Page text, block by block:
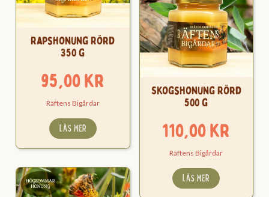
Rapshonung Rörd
350 g
95,00kr
Räftens Bigårdar
LÄS MER
Skogshonung Rörd
500 g
110,00kr
Räftens Bigårdar
LÄS MER